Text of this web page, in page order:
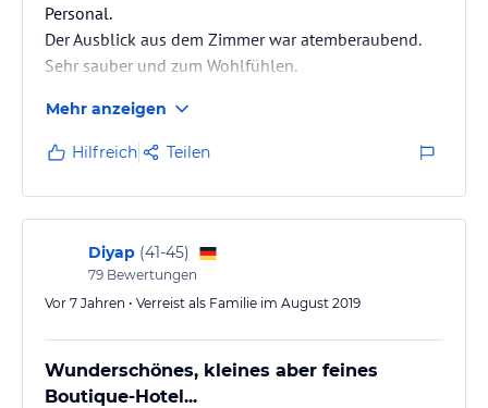
Personal.
Der Ausblick aus dem Zimmer war atemberaubend.
Sehr sauber und zum Wohlfühlen.
Mehr anzeigen
Hilfreich Teilen
Diyap (41-45)
79 Bewertungen
Vor 7 Jahren • Verreist als Familie im August 2019
Wunderschönes, kleines aber feines
Boutique-Hotel...